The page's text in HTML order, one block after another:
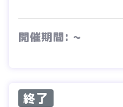
開催期間: ~
終了